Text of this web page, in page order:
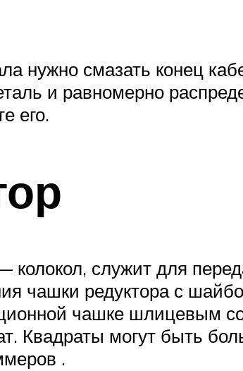
нужно смазать конец
и равномерно
его.
служит для
чашки редуктора с
чашке шлицевым
Квадраты могут быть
.